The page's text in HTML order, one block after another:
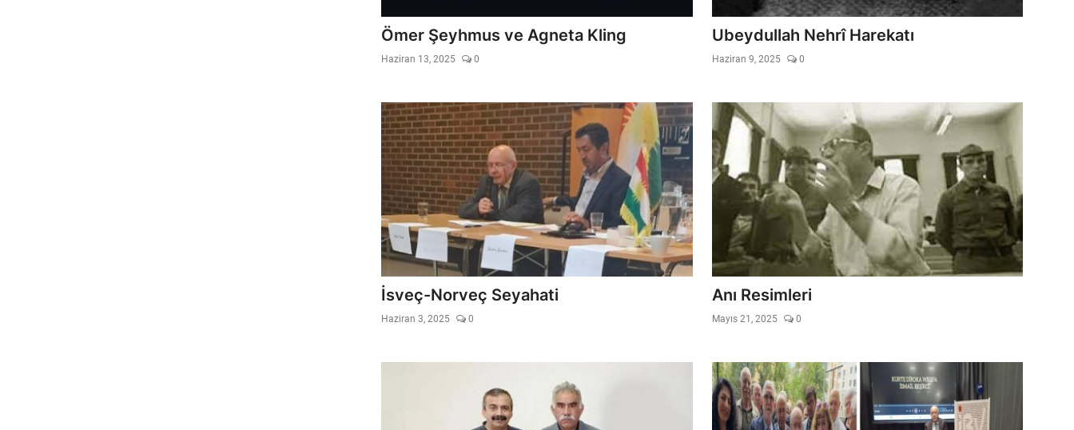
Ömer Şeyhmus ve Agneta Kling
Haziran 13, 2025 0
Ubeydullah Nehrî Harekatı
Haziran 9, 2025 0
İsveç-Norveç Seyahati
Haziran 3, 2025 0
Anı Resimleri
Mayıs 21, 2025 0